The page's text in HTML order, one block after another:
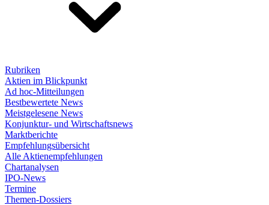
Rubriken
Aktien im Blickpunkt
Ad hoc-Mitteilungen
Bestbewertete News
Meistgelesene News
Konjunktur- und Wirtschaftsnews
Marktberichte
Empfehlungsübersicht
Alle Aktienempfehlungen
Chartanalysen
IPO-News
Termine
Themen-Dossiers